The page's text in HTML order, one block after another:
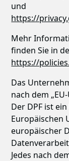
und
https://
Mehr
finden Sie in
https://
Das
nach dem
Der DPF ist
Europäischen
europäischer
Jedes nach